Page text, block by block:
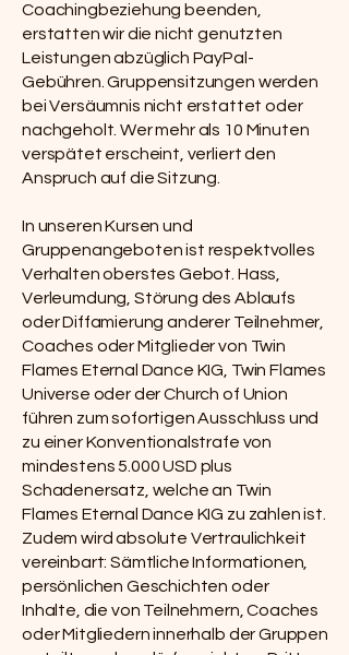
Coachingbeziehung beenden,
erstatten wir die nicht genutzten
Leistungen abzüglich PayPal-
Gebühren. Gruppensitzungen werden
bei Versäumnis nicht erstattet oder
nachgeholt. Wer mehr als 10 Minuten
verspätet erscheint, verliert den
Anspruch auf die Sitzung.
In unseren Kursen und
Gruppenangeboten ist respektvolles
Verhalten oberstes Gebot. Hass,
Verleumdung, Störung des Ablaufs
oder Diffamierung anderer Teilnehmer,
Coaches oder Mitglieder von Twin
Flames Eternal Dance KIG, Twin Flames
Universe oder der Church of Union
führen zum sofortigen Ausschluss und
zu einer Konventionalstrafe von
mindestens 5.000 USD plus
Schadenersatz, welche an Twin
Flames Eternal Dance KIG zu zahlen ist.
Zudem wird absolute Vertraulichkeit
vereinbart: Sämtliche Informationen,
persönlichen Geschichten oder
Inhalte, die von Teilnehmern, Coaches
oder Mitgliedern innerhalb der Gruppen